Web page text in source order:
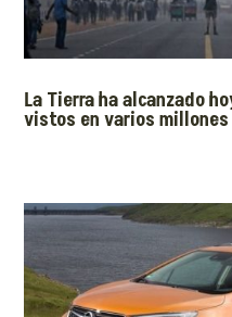
La Tierra ha alcanzado
vistos en varios millones